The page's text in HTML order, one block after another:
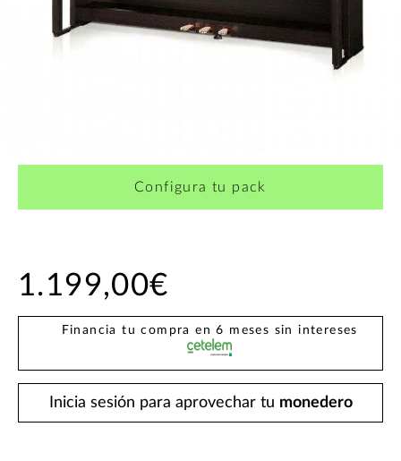
Configura tu pack
1.199,00€
Financia tu compra en 6 meses sin intereses
Inicia sesión para aprovechar tu monedero